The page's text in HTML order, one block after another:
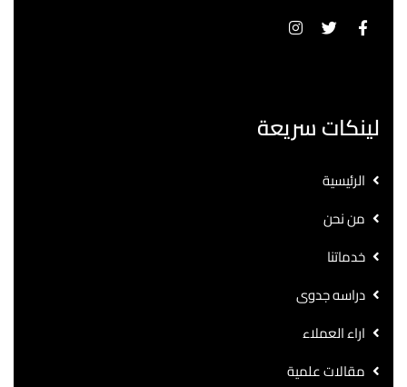
لينكات سريعة
الرئيسية
من نحن
خدماتنا
دراسه جدوى
اراء العملاء
مقالات علمية